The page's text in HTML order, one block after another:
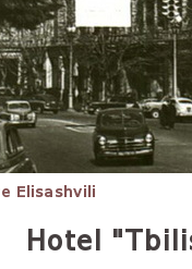
Elisashvili
Hotel